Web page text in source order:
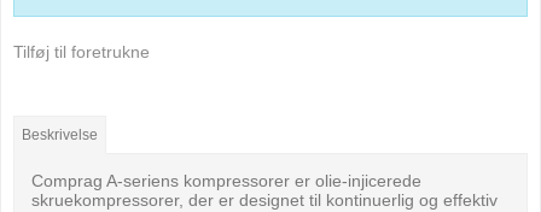
Tilføj til foretrukne
Beskrivelse
Comprag A-seriens kompressorer er olie-injicerede
skruekompressorer, der er designet til kontinuerlig og effektiv